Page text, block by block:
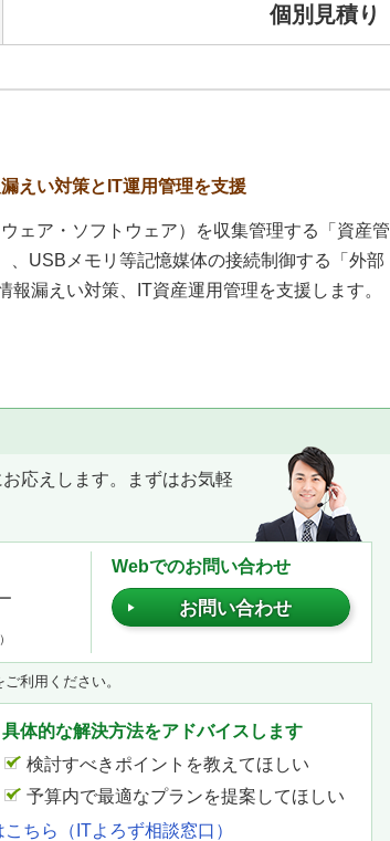
個別見積り
えい対策とIT運用管理を支援
ェア・ソフトウェア）を収集管理する「資産管
USBメモリ等記憶媒体の接続制御する「外部
漏えい対策、IT資産運用管理を支援します。
応えします。まずはお気軽
Webでのお問い合わせ
お問い合わせ
利用ください。
体的な解決方法をアドバイスします
検討すべきポイントを教えてほしい
予算内で最適なプランを提案してほしい
ちら（ITよろず相談窓口）